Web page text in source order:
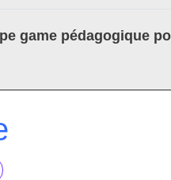
game pédagogique